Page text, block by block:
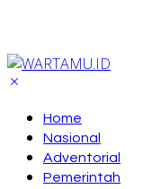
Home
Nasional
Adventorial
Pemerintah